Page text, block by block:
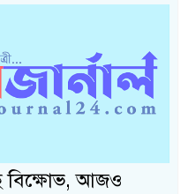
বিক্ষোভ, আজও